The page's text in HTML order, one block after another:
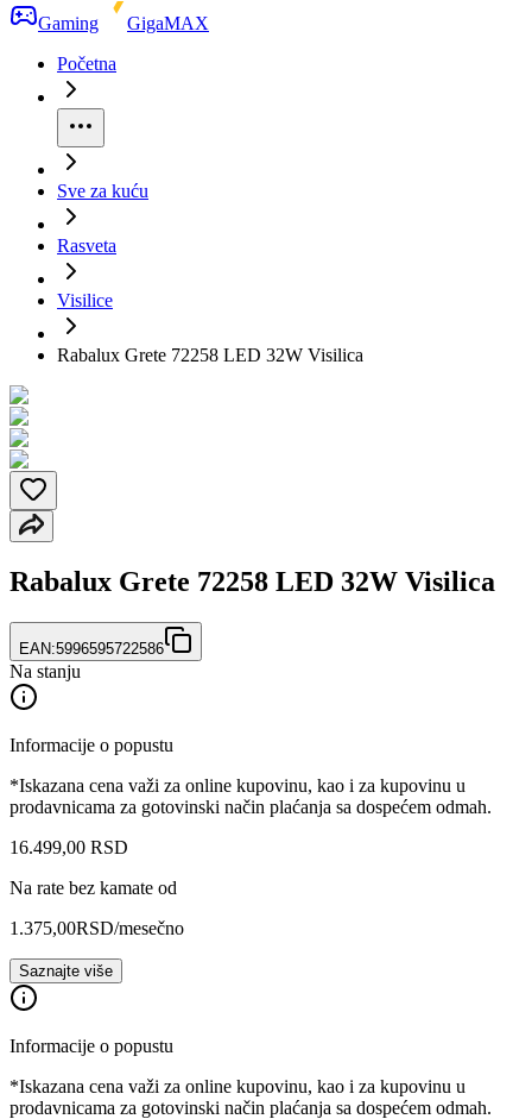
Gaming
GigaMAX
Početna
Sve za kuću
Rasveta
Visilice
Rabalux Grete 72258 LED 32W Visilica
Rabalux Grete 72258 LED 32W Visilica
EAN:5996595722586
Na stanju
Informacije o popustu
*Iskazana cena važi za online kupovinu, kao i za kupovinu u
prodavnicama za gotovinski način plaćanja sa dospećem odmah.
16.499,00 RSD
Na rate bez kamate od
1.375,00RSD/mesečno
Saznajte više
Informacije o popustu
*Iskazana cena važi za online kupovinu, kao i za kupovinu u
prodavnicama za gotovinski način plaćanja sa dospećem odmah.